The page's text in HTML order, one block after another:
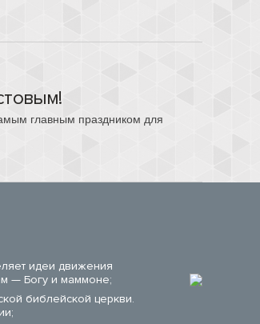
главным праздником для
идеи движения
— Богу и маммоне;
библейской церкви.